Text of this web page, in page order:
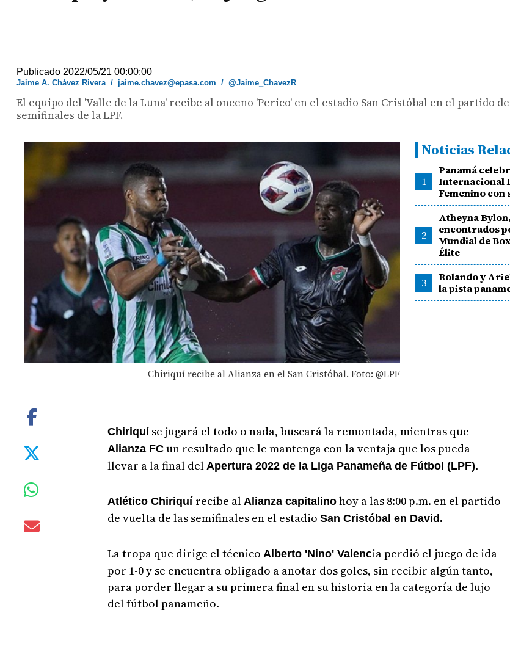
Publicado 2022/05/21 00:00:00
Jaime A. Chávez Rivera/ jaime.chavez@epasa.com /@Jaime_ChavezR
El equipo del 'Valle de la Luna' recibe al onceno 'Perico' en el estadio San Cristóbal en el partido
semifinales de la LPF.
Chiriquí recibe al Alianza en el San Cristóbal. Foto: @LPF
Noticias
1
Panamá
Internacional
Femenino con
2
Atheyna
encontrados
Mundial de
Élite
3
Rolando y
la pista
Chiriquíse jugará el todo o nada, buscará la remontada, mientras que
Alianza FCun resultado que le mantenga con la ventaja que los pueda
llevar a la final del Apertura 2022 de la Liga Panameña de Fútbol (LPF).
Atlético Chiriquí recibe al Alianza capitalinohoy a las 8:00 p.m. en el partido
de vuelta de las semifinales en el estadio San Cristóbal en David.
La tropa que dirige el técnico Alberto 'Nino' Valencia perdió el juego de ida
por 1-0 y se encuentra obligado a anotar dos goles, sin recibir algún tanto,
para porder llegar a su primera final en su historia en la categoría de lujo
del fútbol panameño.